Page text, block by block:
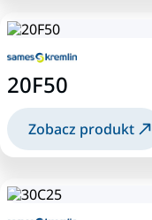
20F50
Zobacz produkt